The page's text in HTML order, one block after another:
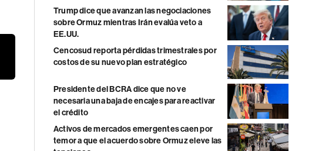
Trump dice que avanzan las negociaciones
sobre Ormuz mientras Irán evalúa veto a
EE.UU.
Cencosud reporta pérdidas trimestrales por
costos de su nuevo plan estratégico
Presidente del BCRA dice que no ve
necesaria una baja de encajes para reactivar
el crédito
Activos de mercados emergentes caen por
temor a que el acuerdo sobre Ormuz eleve las